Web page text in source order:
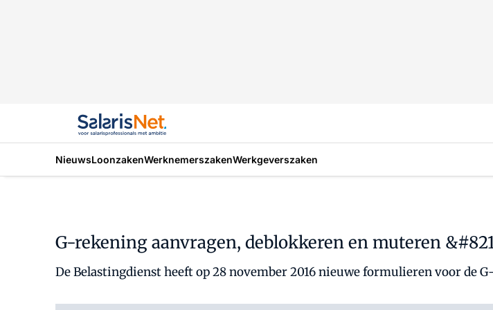
NieuwsLoonzakenWerknemerszakenWerkgeverszaken
G-rekening aanvragen, deblokkeren en muteren
De Belastingdienst heeft op 28 november 2016 nieuwe formulieren voor de